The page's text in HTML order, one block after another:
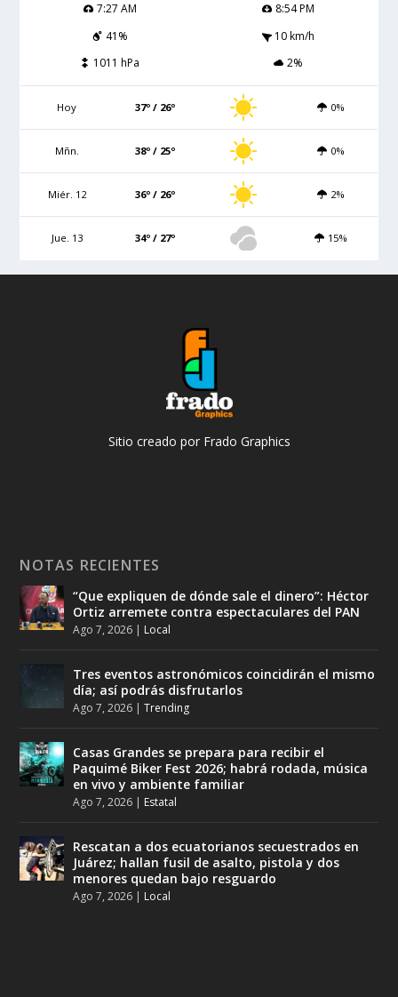
7:27 AM
8:54 PM
41%
10 km/h
1011 hPa
2%
Hoy 37º / 26º 0%
Mñn. 38º / 25º 0%
Miér. 12 36º / 26º 2%
Jue. 13 34º / 27º 15%
Sitio creado por Frado Graphics
NOTAS RECIENTES
“Que expliquen de dónde sale el dinero”: Héctor
Ortiz arremete contra espectaculares del PAN
Ago 7, 2026 | Local
Tres eventos astronómicos coincidirán el mismo
día; así podrás disfrutarlos
Ago 7, 2026 |Trending
Casas Grandes se prepara para recibir el
Paquimé Biker Fest 2026; habrá rodada, música
en vivo y ambiente familiar
Ago 7, 2026 | Estatal
Rescatan a dos ecuatorianos secuestrados en
Juárez; hallan fusil de asalto, pistola y dos
menores quedan bajo resguardo
Ago 7, 2026 | Local